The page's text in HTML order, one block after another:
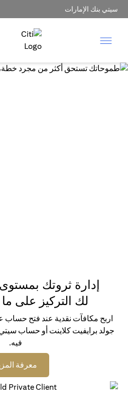
سيتي بنك الإمارات
إدارة ثروتك
لك التركيز على
اربح مكافآت نقدية عند فتح
جولد برايفيت كلاينت أو حساب سيتي
فيه.
معرفة